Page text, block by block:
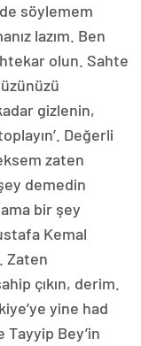
söylemem
lazım. Ben
olun. Sahte
gizlenin,
Değerli
zaten
demedin
bir şey
Kemal
Zaten
çıkın, derim.
yine had
Bey’in